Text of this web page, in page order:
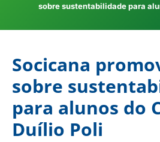
sobre sustentabilidade para
Socicana
sobre
para alunos do
Duílio Poli